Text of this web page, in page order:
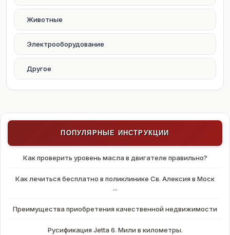
Животные
Электрооборудование
Другое
ПОПУЛЯРНЫЕ ИНСТРУКЦИИ
Как проверить уровень масла в двигателе правильно?
Как лечиться бесплатно в поликлинике Св. Алексия в Моск
...
Преимущества приобретения качественной недвижимости
Русификация Jetta 6. Мили в километры.